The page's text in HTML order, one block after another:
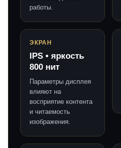
работы.
ЭКРАН
IPS • яркость
800 нит
Параметры дисплея
влияют на
восприятие контента
и читаемость
изображения.